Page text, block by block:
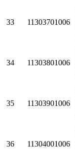
33 11303701006
34 11303801006
35 11303901006
36 11304001006